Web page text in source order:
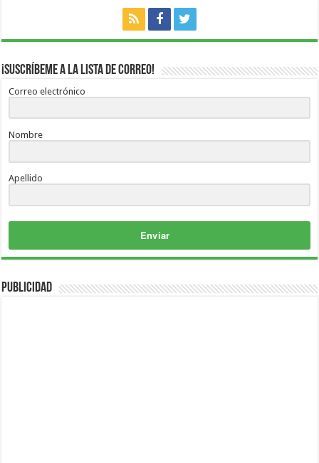
¡Suscríbeme a la lista de correo!
Correo electrónico
Nombre
Apellido
Publicidad